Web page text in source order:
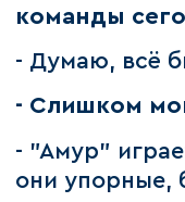
команды
- Думаю, всё
- Слишком
- "Амур"
они упорные,